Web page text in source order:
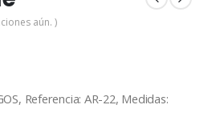
aún. )
Referencia: AR-22, Medidas: